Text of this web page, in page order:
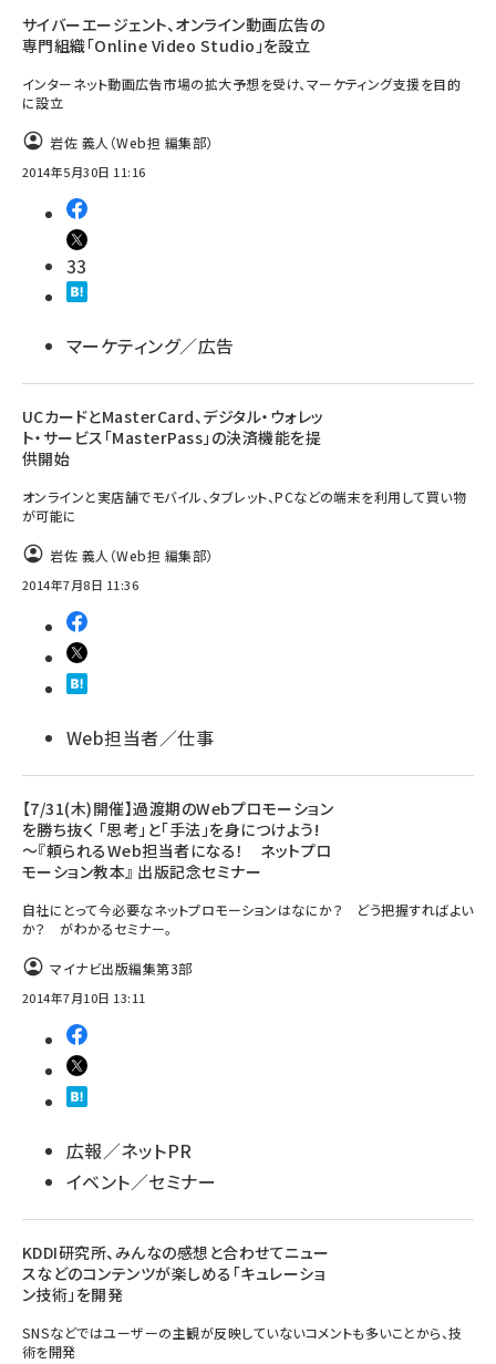
サイバーエージェント、オンライン動画広告の
専門組織「Online Video Studio」を設立
インターネット動画広告市場の拡大予想を受け、マーケティング支援を目的
に設立
岩佐 義人（Web担 編集部）
2014年5月30日 11:16
33
マーケティング／広告
UCカードとMasterCard、デジタル・ウォレッ
ト・サービス「MasterPass」の決済機能を提
供開始
オンラインと実店舗でモバイル、タブレット、PCなどの端末を利用して買い物
が可能に
岩佐 義人（Web担 編集部）
2014年7月8日 11:36
Web担当者／仕事
【7/31(木)開催】過渡期のWebプロモーション
を勝ち抜く 「思考」と「手法」を身につけよう!
～『頼られるWeb担当者になる！ ネットプロ
モーション教本』 出版記念セミナー
自社にとって今必要なネットプロモーションはなにか？ どう把握すればよい
か？ がわかるセミナー。
マイナビ出版編集第3部
2014年7月10日 13:11
広報／ネットPR
イベント／セミナー
KDDI研究所、みんなの感想と合わせてニュー
スなどのコンテンツが楽しめる「キュレーショ
ン技術」を開発
SNSなどではユーザーの主観が反映していないコメントも多いことから、技
術を開発